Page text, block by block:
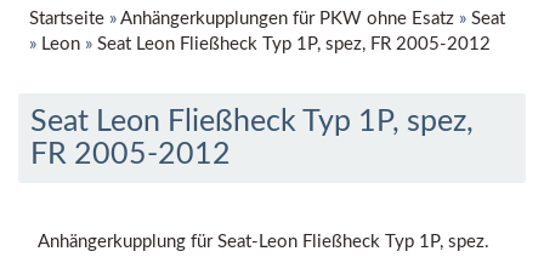
Startseite » Anhängerkupplungen für PKW ohne Esatz » Seat
» Leon » Seat Leon Fließheck Typ 1P, spez, FR 2005-2012
Seat Leon Fließheck Typ 1P, spez,
FR 2005-2012
Anhängerkupplung für Seat-Leon Fließheck Typ 1P, spez.